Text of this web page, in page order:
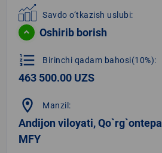
Savdo o‘tkazish uslubi:
Oshirib borish
format_list_numbered Birinchi qadam bahosi(10%):
463 500.00 UZS
location_on Manzil:
Andijon viloyati,
MFY